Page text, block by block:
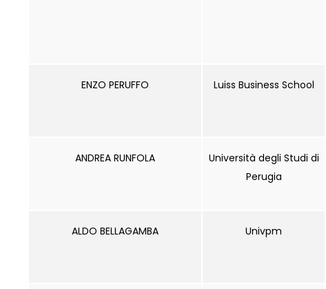
ENZO PERUFFO Luiss Business School
ANDREA RUNFOLA
Università degli Studi di
Perugia
ALDO BELLAGAMBA Univpm